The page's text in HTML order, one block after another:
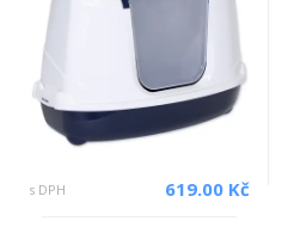
s DPH 619.00 Kč